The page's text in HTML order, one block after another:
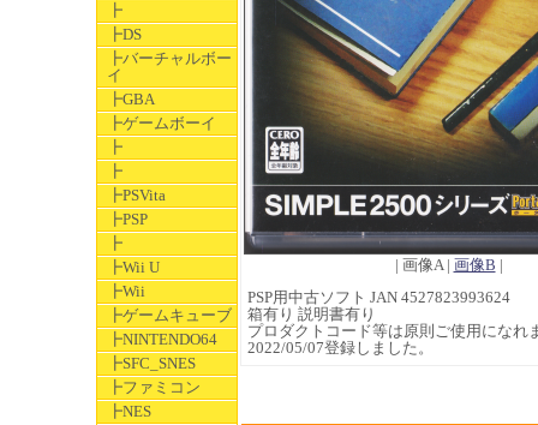
┣
┣DS
┣バーチャルボー
イ
┣GBA
┣ゲームボーイ
┣
┣
┣PSVita
┣PSP
┣
┣Wii U
┣Wii
┣ゲームキューブ
┣NINTENDO64
┣SFC_SNES
┣ファミコン
┣NES
| 画像A | 画像B |
PSP用中古ソフト JAN 4527823993624
箱有り 説明書有り
プロダクトコード等は原則ご使用になれ
2022/05/07登録しました。